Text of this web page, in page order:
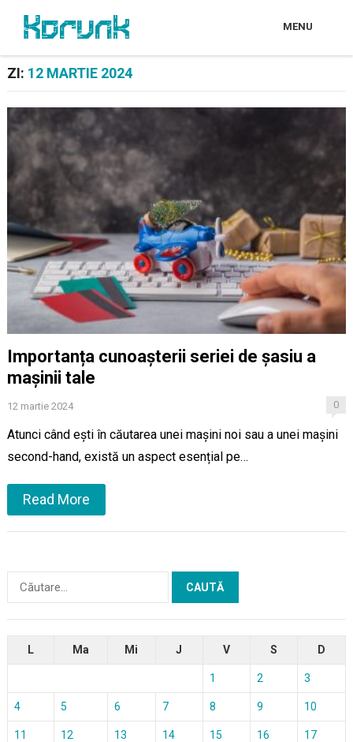
MENU
ZI: 12 MARTIE 2024
Importanța cunoașterii seriei de șasiu a
mașinii tale
12 martie 2024 0
Atunci când ești în căutarea unei mașini noi sau a unei mașini
second-hand, există un aspect esențial pe…
Read More
după:
L Ma Mi J V S D
1 2 3
4 5 6 7 8 9 10
11 12 13 14 15 16 17